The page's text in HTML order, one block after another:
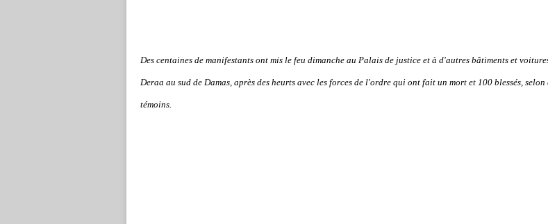
Des centaines de manifestants ont mis le feu dimanche au Palais de justice et à d'autres bâtiments et
Deraa au sud de Damas, après des heurts avec les forces de l'ordre qui ont fait un mort et 100 blessés, selon
témoins.